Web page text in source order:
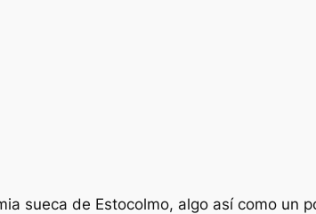
sueca de Estocolmo, algo así como un